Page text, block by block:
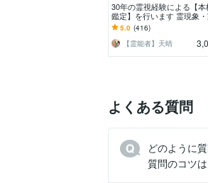
30年の霊視経験による【
鑑定】を行います 霊現象
相・家系・先祖・土地・人
係・悪縁・因縁・厄払い
5.0 (416)
【霊能者】天晴
よくある質問
どのように
質問のコツは